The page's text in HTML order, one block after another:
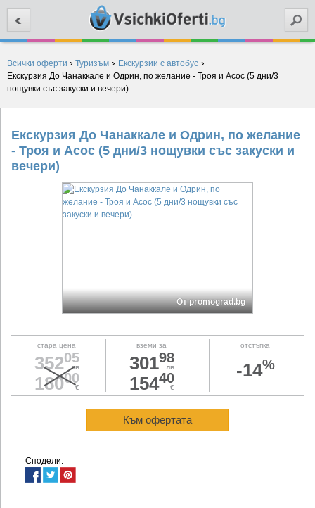
Всички оферти › Туризъм › Екскурзии с автобус ›
Екскурзия До Чанаккале и Одрин, по желание - Троя и Асос (5 дни/3
нощувки със закуски и вечери)
Екскурзия До Чанаккале и Одрин, по желание
- Троя и Асос (5 дни/3 нощувки със закуски и
вечери)
От promograd.bg
стара цена
35205
лв
18000
€
вземи за
30198
лв
15440
€
отстъпка
-14%
Към офертата
Сподели: